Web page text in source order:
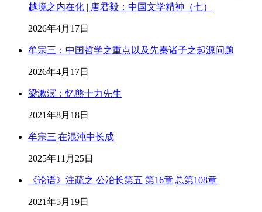
越境之内在化 | 唐君毅：中国文学精神（七）
2026年4月17日
牟宗三：中国哲学之重点以及先秦诸子之起源问题
2026年4月17日
梁漱溟：忆熊十力先生
2021年8月18日
牟宗三|在混沌中长成
2025年11月25日
《论语》注疏之 公冶长第五 第16章|总第108章
2021年5月19日